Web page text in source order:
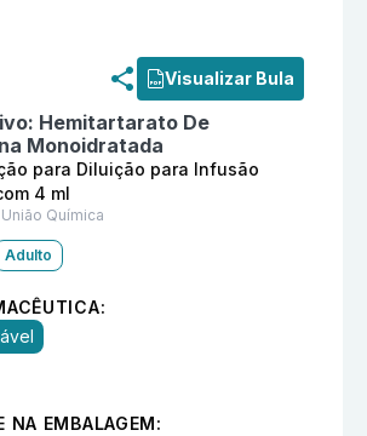
Visualizar Bula
Hemitartarato De
Monoidratada
para Diluição para Infusão
4 ml
União Química
Adulto
NA EMBALAGEM: